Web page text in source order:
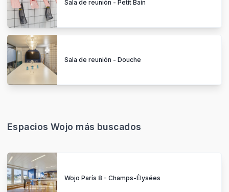
Sala de reunión - Petit Bain
Sala de reunión - Douche
Espacios Wojo más buscados
Wojo París 8 - Champs-Élysées